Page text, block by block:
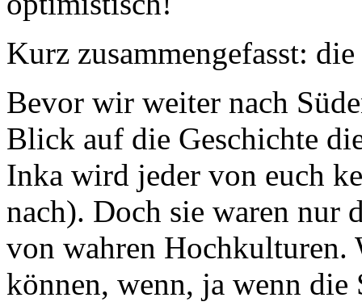
Kurz zusammengefasst:
Bevor wir weiter nach
Blick auf die Geschichte
Inkawird jeder von euch
nach). Doch sie waren nur
von wahren Hochkulturen.
können, wenn, ja wenn
gehabt hätten. Leider